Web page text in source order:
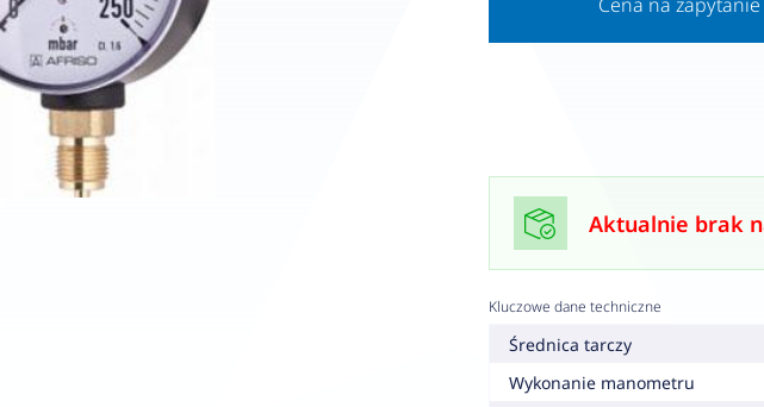
Aktualnie brak
Kluczowe dane techniczne
Średnica tarczy
Wykonanie manometru